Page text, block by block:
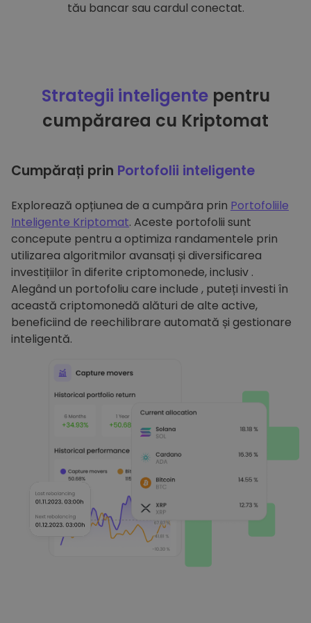
tău bancar sau cardul conectat.
Strategii inteligentepentru
cumpărarea cu Kriptomat
Cumpărați prin Portofolii inteligente
Explorează opțiunea de a cumpăra prin Portofoliile
Inteligente Kriptomat. Aceste portofolii sunt
concepute pentru a optimiza randamentele prin
utilizarea algoritmilor avansați și diversificarea
investițiilor în diferite criptomonede, inclusiv .
Alegând un portofoliu care include , puteți investi în
această criptomonedă alături de alte active,
beneficiind de reechilibrare automată și gestionare
inteligentă.